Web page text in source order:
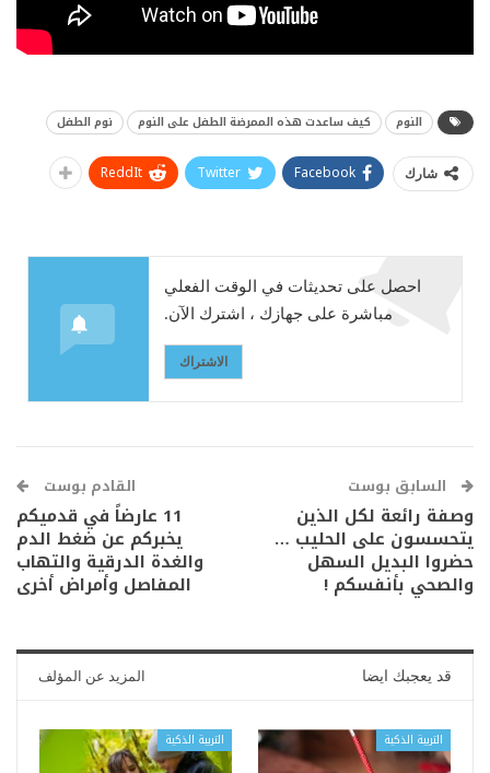
النوم كيف ساعدت هذه الممرضة الطفل على النوم نوم الطفل
شارك Facebook
Twitter
ReddIt
احصل على تحديثات في الوقت الفعلي
مباشرة على جهازك ، اشترك الآن.
الاشتراك
السابق بوست
وصفة رائعة لكل الذين
يتحسسون على الحليب …
حضروا البديل السهل
والصحي بأنفسكم !
القادم بوست
11 عارضاً في قدميكم
يخبركم عن ضغط الدم
والغدة الدرقية والتهاب
المفاصل وأمراض أخرى
قد يعجبك ايضا المزيد عن المؤلف
التربية الذكية التربية الذكية